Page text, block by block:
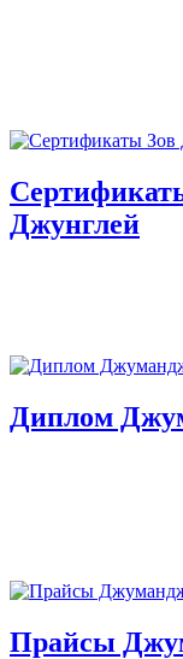
Джунглей
Диплом
Прайсы